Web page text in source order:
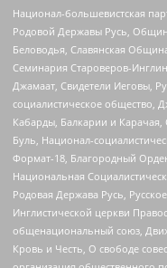
Национал-большевистская
Родовой Державы Русь,
Беловодья, Славянская
Семинария Староверов-
Джамаат, Свидетели Иеговы,
социалистическое общество,
Кабарды, Балкарии и
Буль, Национал-
Формат-18, Благородный
Национальная
Родовая Держава Русь,
Инглистической церкви
общенациональный союз,
Кровь и Честь, О свободе